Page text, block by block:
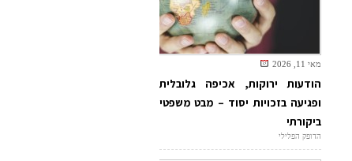
מאי 11, 2026
הודעות ירוקות, אכיפה גלובלית
ופגיעה בזכויות יסוד – מבט משפטי
ביקורתי
הדופק הפלילי